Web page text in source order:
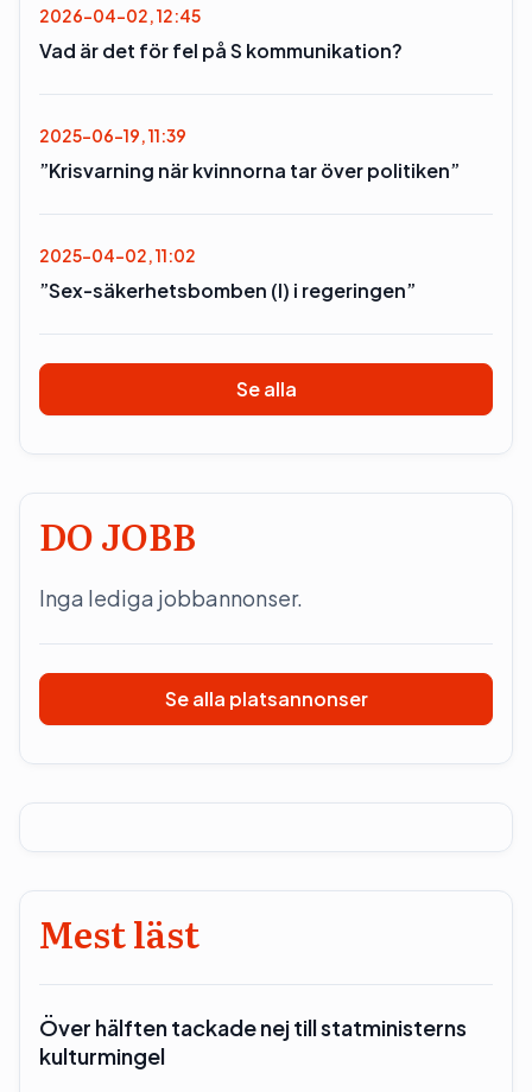
2026-04-02, 12:45
Vad är det för fel på S kommunikation?
2025-06-19, 11:39
”Krisvarning när kvinnorna tar över politiken”
2025-04-02, 11:02
”Sex-säkerhetsbomben (l) i regeringen”
Se alla
DO JOBB
Inga lediga jobbannonser.
Se alla platsannonser
Mest läst
Över hälften tackade nej till statministerns
kulturmingel